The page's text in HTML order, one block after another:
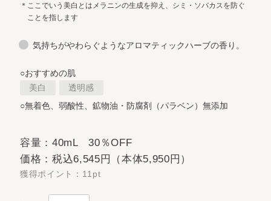
＊ここでいう美白とはメラニンの生成を抑え、シミ・ソバカスを防ぐ
ことを指します
気持ちがやわらぐようなアロマティックハーブの香り。
○おすすめの肌
美白
透明感
○無着色、弱酸性、鉱物油・防腐剤（パラベン）無添加
容量：40mL 30％OFF
価格：税込6,545円（本体5,950円）
獲得ポイント：11pt